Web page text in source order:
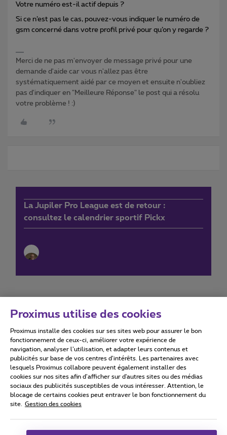
Votre numéro est-il actif depuis ?
Si ce n’est pas le cas, pouvez-vous indiquer le numéro de
gsm concerné dans votre profil privé pour qu’on y regarde ?
Merci de ne pas m'envoyer de message privé pour une
demande d'aide car vous n'allez pas être
systématiquement aidé par ce moyen et ensuite n'oubliez
pas d'indiquer en "Meilleure Réponse" le post qui a résolu
votre problème ! :)
La Jupiler Pro League est de retour :
consultez le calendrier sportif Pickx
Conditions d'utilisation Accessibility statement
Tous droits réservés. © 2026
Conditions générales, info consommateur
Proximus utilise des cookies
Proximus installe des cookies sur ses sites web pour assurer le bon
fonctionnement de ceux-ci, améliorer votre expérience de
navigation, analyser l’utilisation, et adapter leurs contenus et
publicités sur base de vos centres d’intérêts. Les partenaires avec
lesquels Proximus collabore peuvent également installer des
cookies sur nos sites afin d’afficher sur d'autres sites ou des médias
sociaux des publicités susceptibles de vous intéresser. Attention, le
blocage de certains cookies peut entraver le bon fonctionnement du
site.
Gestion des cookies